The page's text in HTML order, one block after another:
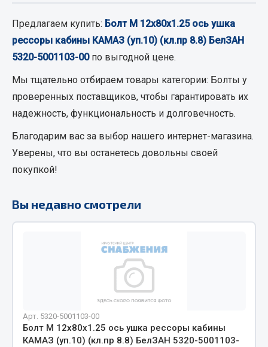
МЕТИЗЫ
Болты
Пресс-масленки
Пружины
Хомуты
Весь раздел
Соединительные элементы
Адаптеры и переходники
Трубки, муфты, гайки
Угольники
Предлагаем купить: Болт М 12х80х1.25 ось ушка
рессоры кабины КАМАЗ (уп.10) (кл.пр 8.8) БелЗАН
5320-5001103-00по выгодной цене.
Мы тщательно отбираем товары категории: Болты у
проверенных поставщиков, чтобы гарантировать их
надежность, функциональность и долговечность.
Благодарим вас за выбор нашего интернет-магазина.
Уверены, что вы останетесь довольны своей
покупкой!
Вы недавно смотрели
Арт. 5320-5001103-00
Болт М 12х80х1.25 ось ушка рессоры кабины
КАМАЗ (уп.10) (кл.пр 8.8) БелЗАН 5320-5001103-